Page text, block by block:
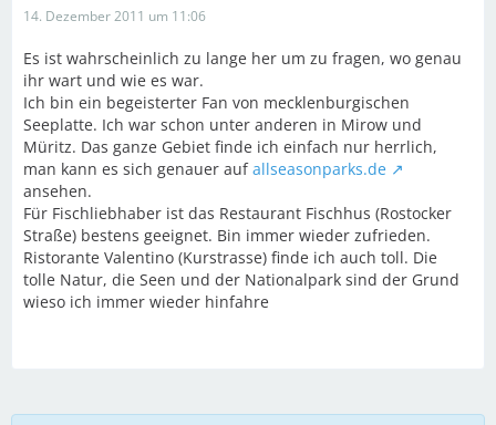
14. Dezember 2011 um 11:06
Es ist wahrscheinlich zu lange her um zu fragen, wo genau
ihr wart und wie es war.
Ich bin ein begeisterter Fan von mecklenburgischen
Seeplatte. Ich war schon unter anderen in Mirow und
Müritz. Das ganze Gebiet finde ich einfach nur herrlich,
man kann es sich genauer aufallseasonparks.de
ansehen.
Für Fischliebhaber ist das Restaurant Fischhus (Rostocker
Straße) bestens geeignet. Bin immer wieder zufrieden.
Ristorante Valentino (Kurstrasse) finde ich auch toll. Die
tolle Natur, die Seen und der Nationalpark sind der Grund
wieso ich immer wieder hinfahre